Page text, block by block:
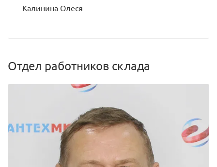
Калинина Олеся
Отдел работников склада